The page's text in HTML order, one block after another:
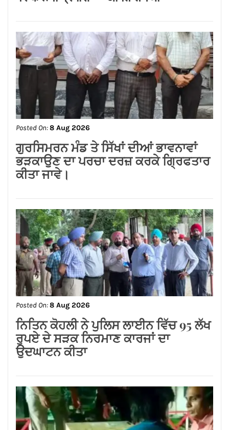
Posted On:8 Aug 2026
जालंधर कैंट के लोगों की लंबे समय से लंबित
समस्याओं का समाधान करवाने के लिए हर स्तर
पर करूंगा प्रयास — अमित तनेजा
Posted On:8 Aug 2026
ਗੁਰਸਿਮਰਨ ਮੰਡ ਤੇ ਸਿੱਖਾਂ ਦੀਆਂ ਭਾਵਨਾਵਾਂ
ਭੜਕਾਉਣ ਦਾ ਪਰਚਾ ਦਰਜ਼ ਕਰਕੇ ਗ੍ਰਿਫਤਾਰ
ਕੀਤਾ ਜਾਵੇ।
Posted On:8 Aug 2026